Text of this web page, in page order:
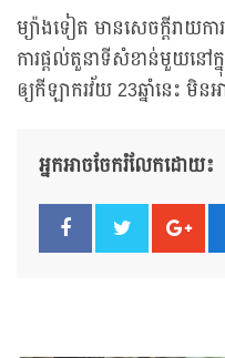
ម្យ៉ាងទៀត មានសេចក្ដីរាយ
ការផ្ដល់តួនាទីសំខាន់មួយនៅក្
ឲ្យកីឡាករវ័យ 23ឆ្នាំនេះ មិ
អ្នកអាចចែករំលែកដោយ៖